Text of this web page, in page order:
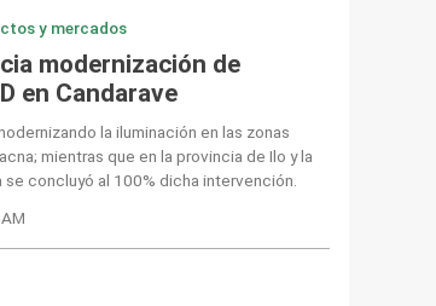
y mercados
modernización de
en Candarave
la iluminación en las zonas
mientras que en la provincia de Ilo y la
concluyó al 100% dicha intervención.